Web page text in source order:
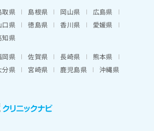
取県 島根県 岡山県
広島県
口県
徳島県 香川県
愛媛県
知県
岡県 佐賀県 長崎県
熊本県
分県
宮崎県 鹿児島県 沖縄県